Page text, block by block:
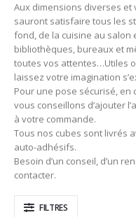
Aux dimensions diverses et
sauront satisfaire tous les
fond, de la cuisine au salon
bibliothèques, bureaux et
toutes vos attentes…Utiles
laissez votre imagination
Pour une pose sécurisé, en
vous conseillons d’ajouter
à votre commande.
Tous nos cubes sont livrés
auto-adhésifs.
Besoin d’un conseil, d’un
contacter.
FILTRES